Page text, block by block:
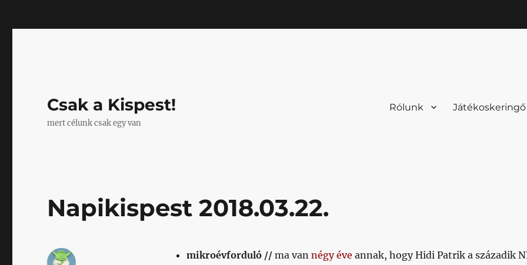
Csak a Kispest!
mert célunk csak egy van
Rólunk Játékoskeringő
Napikispest 2018.03.22.
mikroévforduló // ma van négy éve annak, hogy Hidi Patrik a századik